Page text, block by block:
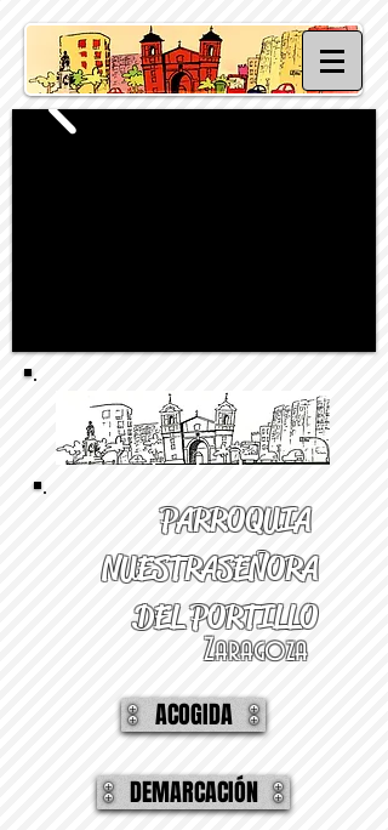
PARROQUIA
NUESTRASEÑORA
DEL PORTILLO
Zaragoza
ACOGIDA
DEMARCACIÓN